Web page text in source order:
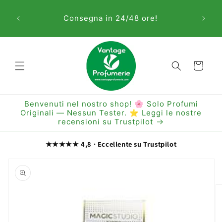
ai contenuti
Consegna in 24/48 ore!
Carrello
Benvenuti nel nostro shop! 🌸 Solo Profumi
Originali — Nessun Tester. ⭐ Leggi le nostre
recensioni su Trustpilot
★★★★★ 4,8 · Eccellente su Trustpilot
informazioni
sul prodotto